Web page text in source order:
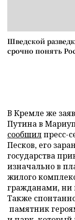
Шведской
срочно понять
В Кремле же
Путина в
сообщилпресс-
Песков, его
государства
изначально в
жилого
гражданами, ни
Также
памятник